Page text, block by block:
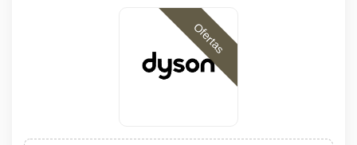
Ofertas